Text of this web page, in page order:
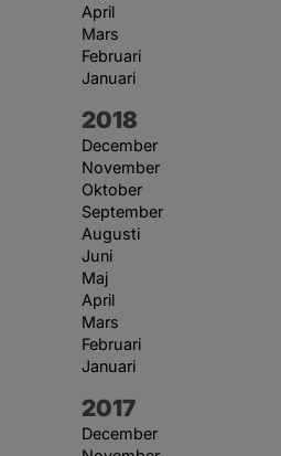
April
Mars
Februari
Januari
År:
2018
December
November
Oktober
September
Augusti
Juni
Maj
April
Mars
Februari
Januari
År:
2017
December